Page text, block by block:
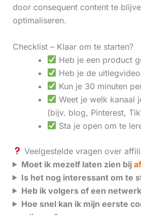
door consequent content te
optimaliseren.
Checklist – Klaar om te starten?
Heb je een product
Heb je de
Kun je 30 minuten
Weet je welk kanaal
(bijv. blog, Pinterest,
Sta je open om te
Veelgestelde vragen over
Moet ik mezelf laten zien bij
Is het nog interessant om te
Heb ik volgers of een
Hoe snel kan ik mijn eerste